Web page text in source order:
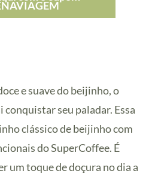
e suave do beijinho, o
conquistar seu paladar. Essa
clássico de beijinho com
do SuperCoffee. É
um toque de doçura no dia a